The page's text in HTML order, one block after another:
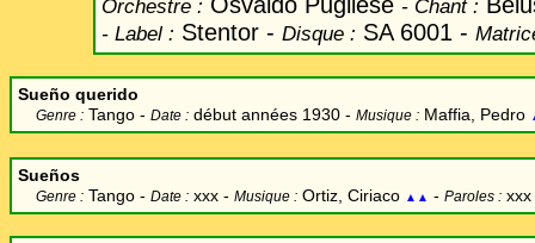
Orchestre :
- Chant:
- Label : Stentor - Disque : SA 6001 -
Sueño querido
Genre : Tango - Date : début années 1930 - Musique : Maffia, Pedro
Sueños
Genre : Tango - Date : xxx - Musique : Ortiz, Ciriaco ▲▲ - Paroles : xxx